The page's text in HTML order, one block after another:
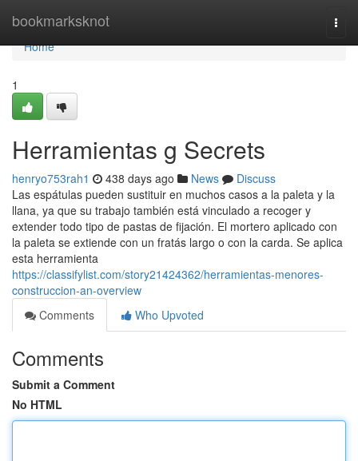
bookmarksknot
Home
Home
1
Herramientas g Secrets
henryo753rah1 438 days ago News
Discuss
Las espátulas pueden sustituir en muchos casos a la paleta y la
llana, ya que su trabajo también está vinculado a recoger y
extender todo tipo de pastas de fijación. El mortero aplicado con
la paleta se extiende con un fratás largo o con la carda. Se aplica
esta herramienta
https://classifylist.com/story21424362/herramientas-menores-
construccion-an-overview
Comments
Who Upvoted
Comments
Submit a Comment
No HTML